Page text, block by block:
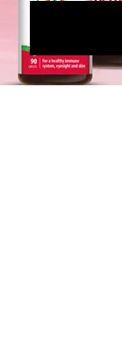
Jiné stránky